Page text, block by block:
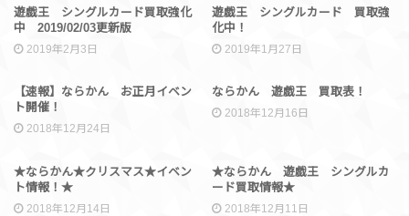
買取情報
遊戯王 シングルカード買取強化
中 2019/02/03更新版
2019年2月3日
買取情報
遊戯王 シングルカード 買取強
化中！
2019年1月27日
イベント情報
【速報】ならかん お正月イベン
ト開催！
2018年12月24日
買取情報
ならかん 遊戯王 買取表！
2018年12月16日
イベント情報
★ならかん★クリスマス★イベン
ト情報！★
2018年12月14日
買取情報
★ならかん 遊戯王 シングルカ
ード買取情報★
2018年12月11日